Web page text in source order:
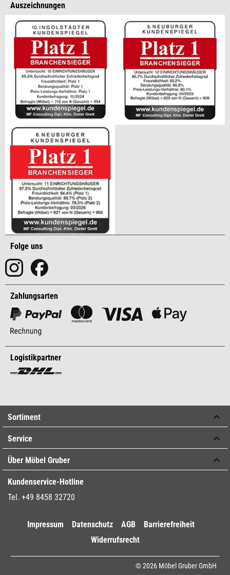
Auszeichnungen
Folge uns
Zahlungsarten
Logistikpartner
Sortiment
Service
Über Möbel Gruber
Kundenservice-Hotline
Tel. +49 8458 32720
Impressum Datenschutz AGB
Barrierefreiheit
Widerrufsrecht
© 2026 Möbel Gruber GmbH